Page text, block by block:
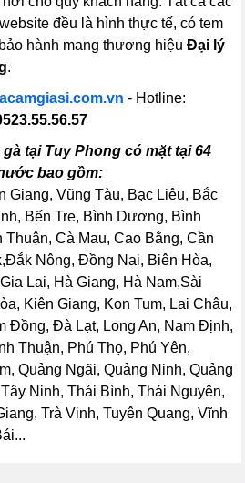
đều là hình thực tế, có tem
hành mang thương hiệuĐại lý
.
- Hotline:
tại Tuy Phong có mặt tại 64
bao gồm:
Giang, Vũng Tàu, Bạc Liêu, Bắc
Bến Tre, Bình Dương, Bình
Cà Mau, Cao Bằng, Cần
Nông, Đồng Nai, Biên Hòa,
Lai, Hà Giang, Hà Nam,Sài
Kiên Giang, Kon Tum, Lai Châu,
Đồng, Đà Lạt, Long An, Nam Định,
Thuận, Phú Thọ, Phú Yên,
Quảng Ngãi, Quảng Ninh, Quảng
Ninh, Thái Bình, Thái Nguyên,
Trà Vinh, Tuyên Quang, Vĩnh